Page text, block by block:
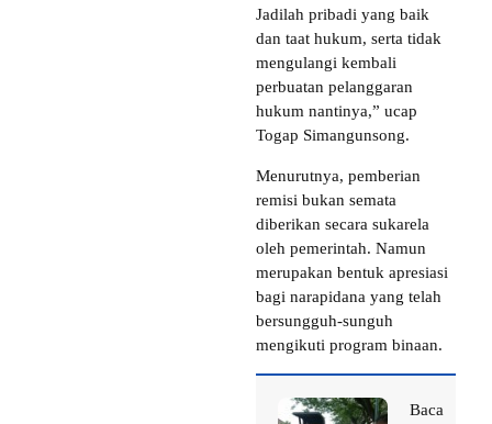
Jadilah pribadi yang baik
dan taat hukum, serta tidak
mengulangi kembali
perbuatan pelanggaran
hukum nantinya,” ucap
Togap Simangunsong.
Menurutnya, pemberian
remisi bukan semata
diberikan secara sukarela
oleh pemerintah. Namun
merupakan bentuk apresiasi
bagi narapidana yang telah
bersungguh-sunguh
mengikuti program binaan.
Baca